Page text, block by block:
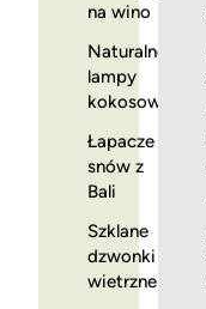
na wino
Naturalne
lampy
kokosowe
Łapacze
snów z
Bali
Szklane
dzwonki
wietrzne